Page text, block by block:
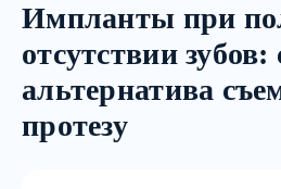
Импланты при
отсутствии
альтернатива
протезу